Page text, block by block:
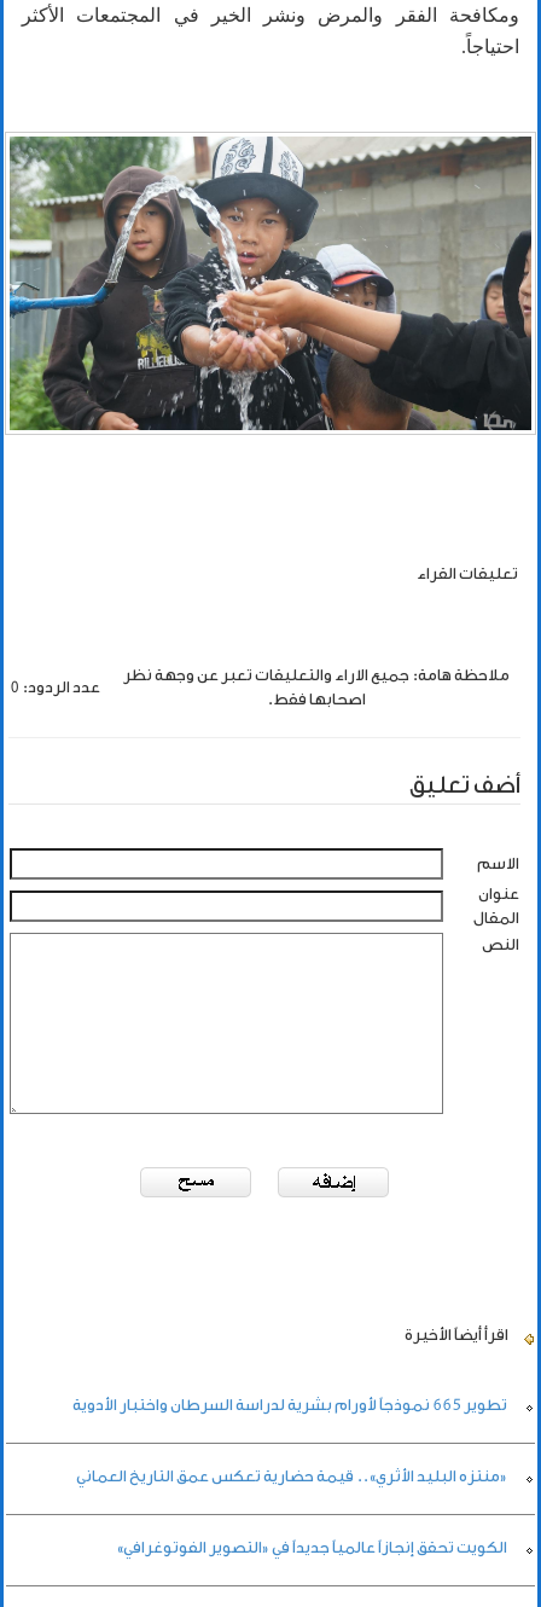
ومكافحة الفقر والمرض ونشر الخير في المجتمعات الأكثر
احتياجاً.
تعليقات القراء
ملاحظة هامة: جميع الاراء والتعليقات تعبر عن وجهة نظر
اصحابها فقط.
عدد الردود: 0
أضف تعليق
الاسم
عنوان
المقال
النص
اقرأ أيضاً الأخيرة
تطوير 665 نموذجاً لأورام بشرية لدراسة السرطان واختبار الأدوية
«منتزه البليد الأثري».. قيمة حضارية تعكس عمق التاريخ العماني
الكويت تحقق إنجازاً عالمياً جديداً في «التصوير الفوتوغرافي»